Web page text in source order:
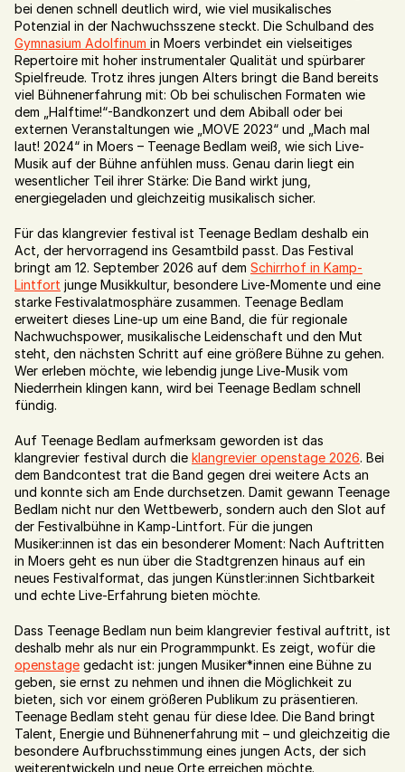
Home/01
Newsroom/02
Services/03
Works/04
Blog/05
bei denen schnell deutlich wird, wie viel musikalisches
Gymnasium Adolfinum in Moers verbindet ein vielseitiges
Repertoire mit hoher instrumentaler Qualität und spürbarer
Spielfreude. Trotz ihres jungen Alters bringt die Band bereits
viel Bühnenerfahrung mit: Ob bei schulischen Formaten wie
dem „Halftime!“-Bandkonzert und dem Abiball oder bei
externen Veranstaltungen wie „MOVE 2023“ und „Mach mal
laut! 2024“ in Moers – Teenage Bedlam weiß, wie sich Live-
Musik auf der Bühne anfühlen muss. Genau darin liegt ein
wesentlicher Teil ihrer Stärke: Die Band wirkt jung,
energiegeladen und gleichzeitig musikalisch sicher.
Für das klangrevier festival ist Teenage Bedlam deshalb ein
Act, der hervorragend ins Gesamtbild passt. Das Festival
bringt am 12. September 2026 auf dem Schirrhof in Kamp-
Lintfort junge Musikkultur, besondere Live-Momente und eine
starke Festivalatmosphäre zusammen. Teenage Bedlam
erweitert dieses Line-up um eine Band, die für regionale
Nachwuchspower, musikalische Leidenschaft und den Mut
steht, den nächsten Schritt auf eine größere Bühne zu gehen.
Wer erleben möchte, wie lebendig junge Live-Musik vom
Niederrhein klingen kann, wird bei Teenage Bedlam schnell
fündig.
Auf Teenage Bedlam aufmerksam geworden ist das
klangrevier festival durch die klangrevier openstage 2026. Bei
dem Bandcontest trat die Band gegen drei weitere Acts an
und konnte sich am Ende durchsetzen. Damit gewann Teenage
Bedlam nicht nur den Wettbewerb, sondern auch den Slot auf
der Festivalbühne in Kamp-Lintfort. Für die jungen
Musiker:innen ist das ein besonderer Moment: Nach Auftritten
in Moers geht es nun über die Stadtgrenzen hinaus auf ein
neues Festivalformat, das jungen Künstler:innen Sichtbarkeit
und echte Live-Erfahrung bieten möchte.
Dass Teenage Bedlam nun beim klangrevier festival auftritt, ist
openstage gedacht ist: jungen Musiker*innen eine Bühne zu
geben, sie ernst zu nehmen und ihnen die Möglichkeit zu
bieten, sich vor einem größeren Publikum zu präsentieren.
Teenage Bedlam steht genau für diese Idee. Die Band bringt
Talent, Energie und Bühnenerfahrung mit – und gleichzeitig die
besondere Aufbruchsstimmung eines jungen Acts, der sich
weiterentwickeln und neue Orte erreichen möchte.